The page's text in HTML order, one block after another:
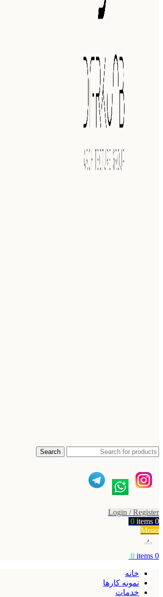
Search
Login / Register
0
items
0
Menu
0
items
0
خانه
نمونه کارها
خدمات